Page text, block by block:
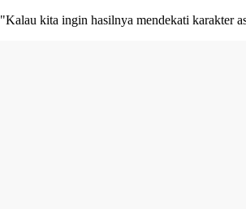
"Kalau kita ingin hasilnya mendekati karakter